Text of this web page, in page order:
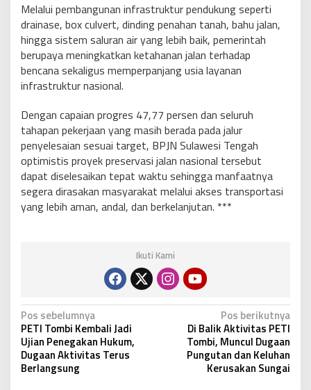
Melalui pembangunan infrastruktur pendukung seperti
drainase, box culvert, dinding penahan tanah, bahu jalan,
hingga sistem saluran air yang lebih baik, pemerintah
berupaya meningkatkan ketahanan jalan terhadap
bencana sekaligus memperpanjang usia layanan
infrastruktur nasional.
Dengan capaian progres 47,77 persen dan seluruh
tahapan pekerjaan yang masih berada pada jalur
penyelesaian sesuai target, BPJN Sulawesi Tengah
optimistis proyek preservasi jalan nasional tersebut
dapat diselesaikan tepat waktu sehingga manfaatnya
segera dirasakan masyarakat melalui akses transportasi
yang lebih aman, andal, dan berkelanjutan. ***
Ikuti Kami
N
a
v
i
Pos sebelumnya
PETI Tombi Kembali Jadi
Ujian Penegakan Hukum,
Dugaan Aktivitas Terus
Berlangsung
Pos berikutnya
Di Balik Aktivitas PETI
Tombi, Muncul Dugaan
Pungutan dan Keluhan
Kerusakan Sungai